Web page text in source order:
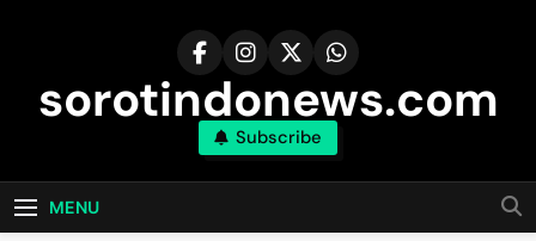
sorotindonews.com
Subscribe
MENU